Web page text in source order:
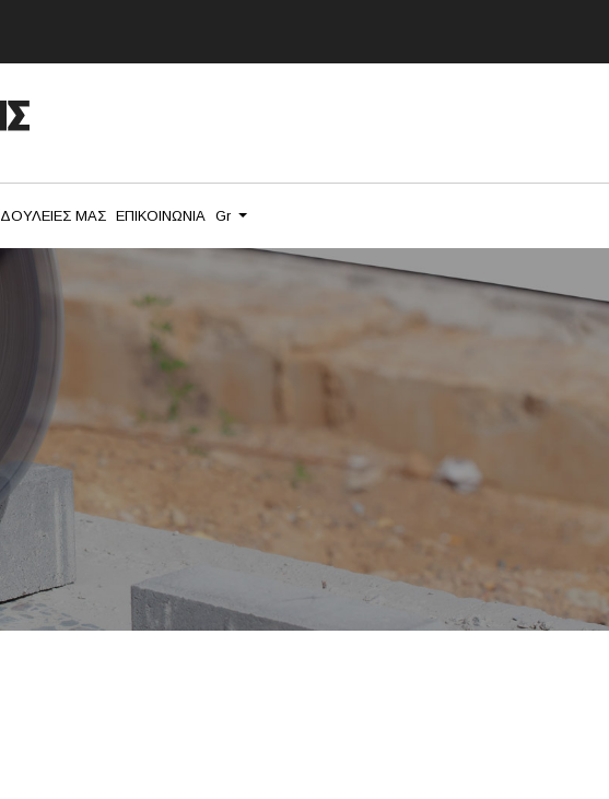
ΔΟΥΛΕΙΕΣ ΜΑΣ ΕΠΙΚΟΙΝΩΝΙΑ Gr